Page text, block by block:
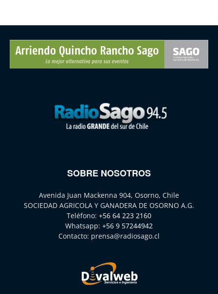
SOBRE NOSOTROS
Avenida Juan Mackenna 904, Osorno, Chile
SOCIEDAD AGRICOLA Y GANADERA DE OSORNO A.G.
Teléfono: +56 64 223 2160
Whatsapp: +56 9 57244942
Contacto: prensa@radiosago.cl